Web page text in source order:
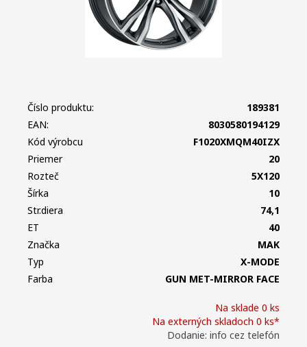
Na sklade 0 ks
Na externých skladoch 0 ks*
Dodanie: info cez telefón
Číslo produktu:
189381
EAN:
8030580194129
Kód výrobcu
F1020XMQM40IZX
Priemer
20
Rozteč
5X120
Šírka
10
Str.diera
74,1
ET
40
Značka
MAK
Typ
X-MODE
Farba
GUN MET-MIRROR FACE